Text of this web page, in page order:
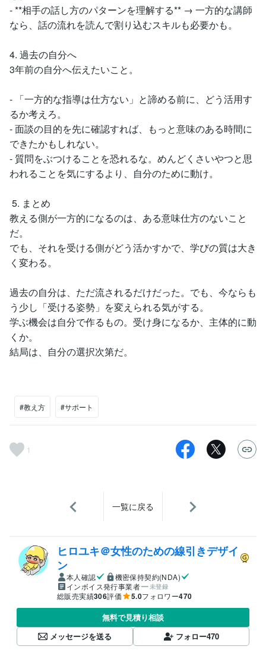
- **相手の話し方のパターンを理解する** → 一方的な講師
なら、話の流れを読んで割り込むスキルも必要かも。
4. 過去の自分へ
3年前の自分へ伝えたいこと。
- 「一方的な指導は仕方ない」と諦める前に、どう活用す
るか考えろ。
- 面談の目的を先に確認すれば、もっと意味のある時間に
できたかもしれない。
- 質問をぶつけることを恐れるな。めんどくさいやつと思
われることを気にするより、自分のために動け。
5. まとめ
教える側が一方的になるのは、ある意味仕方のないこと
だ。
でも、それを受ける側がどう活かすかで、学びの質は大き
く変わる。
過去の自分は、ただ流されるだけだった。でも、今ならも
う少し「受ける姿勢」を変えられる気がする。
学ぶ機会は自分で作るもの。受け身になるか、主体的に動
くか。
結局は、自分の選択次第だ。
#教え方 #サポート
1
一覧に戻る
ヒロユキ＠女性のための線引きデザイ
ン
本人確認
機密保持契約(NDA)
インボイス発行事業者
未登録
総販売実績306評価 5.0フォロワー470
無料で見積り相談
メッセージを送る
フォロー470